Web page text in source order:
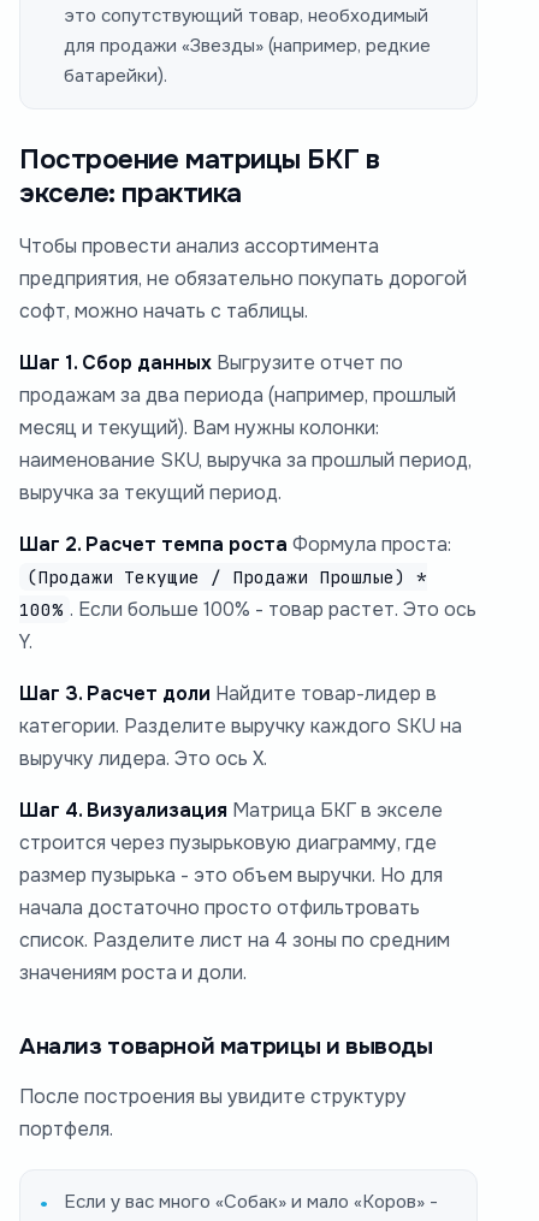
это сопутствующий товар, необходимый
для продажи «Звезды» (например, редкие
батарейки).
Построение матрицы БКГ в
экселе: практика
Чтобы провести анализ ассортимента
предприятия, не обязательно покупать дорогой
софт, можно начать с таблицы.
Шаг 1. Сбор данных Выгрузите отчет по
продажам за два периода (например, прошлый
месяц и текущий). Вам нужны колонки:
наименование SKU, выручка за прошлый период,
выручка за текущий период.
Шаг 2. Расчет темпа роста Формула проста:
(Продажи Текущие / Продажи Прошлые) *
100% . Если больше 100% - товар растет. Это ось
Y.
Шаг 3. Расчет доли Найдите товар-лидер в
категории. Разделите выручку каждого SKU на
выручку лидера. Это ось X.
Шаг 4. Визуализация Матрица БКГ в экселе
строится через пузырьковую диаграмму, где
размер пузырька - это объем выручки. Но для
начала достаточно просто отфильтровать
список. Разделите лист на 4 зоны по средним
значениям роста и доли.
Анализ товарной матрицы и выводы
После построения вы увидите структуру
портфеля.
Если у вас много «Собак» и мало «Коров» -